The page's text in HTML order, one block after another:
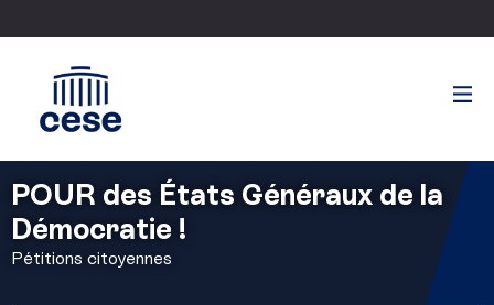
POUR des États Généraux de la
Démocratie !
Pétitions citoyennes